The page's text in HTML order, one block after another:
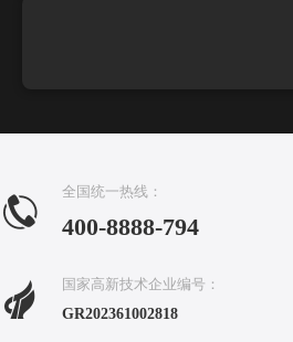
全国统一热线：
400-8888-794
国家高新技术企业编号：
GR202361002818